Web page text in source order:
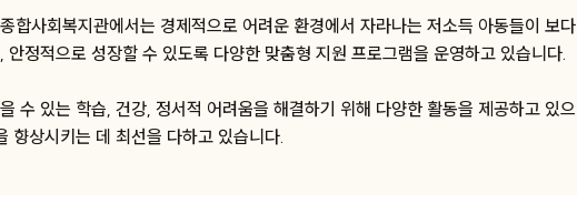
합사회복지관에서는 경제적으로 어려운 환경에서 자라나는 저소득 아동들이 보다
안정적으로 성장할 수 있도록 다양한 맞춤형 지원 프로그램을 운영하고 있습니다.
수 있는 학습, 건강, 정서적 어려움을 해결하기 위해 다양한 활동을 제공하고 있으
향상시키는 데 최선을 다하고 있습니다.